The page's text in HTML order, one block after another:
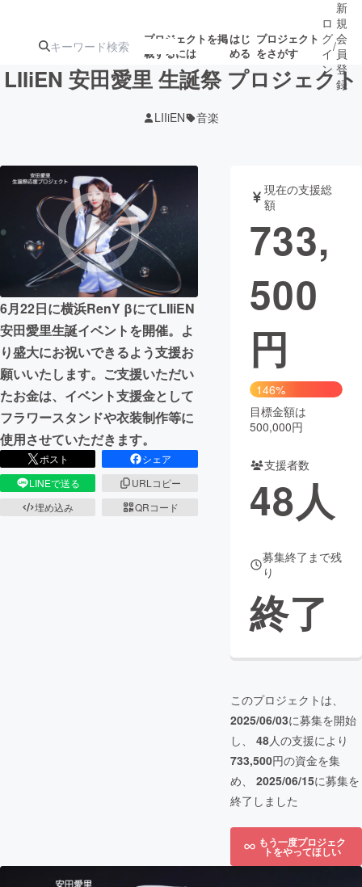
プロジェクトを掲
載するには
はじ
める
プロジェクト
をさがす
アート・写真
テクノロジー・ガジェット ゲーム・サ
映像・映画 書籍・雑誌
ビジネス・起業
まちづくり・地域活性化
CAMPFIRE for Social Good
CAMPFIREふるさと納税machi-ya コミュニティ
ロ
グ
イ
ン
/
新
規
会
員
登
録
LIIiEN 安田愛里 生誕祭 プロジェクト
LIIiEN 音楽
6月22日に横浜RenY βにてLIIiEN
安田愛里生誕イベントを開催。よ
り盛大にお祝いできるよう支援お
願いいたします。ご支援いただい
たお金は、イベント支援金として
フラワースタンドや衣装制作等に
使用させていただきます。
ポスト
シェア
LINEで送る
URLコピー
埋め込み
QRコード
現在の支援総
額
733,
500
円
146%
目標金額は
500,000円
支援者数
48人
募集終了まで残
り
終了
このプロジェクトは、
2025/06/03に募集を開始
し、 48人の支援により
733,500円の資金を集
め、 2025/06/15に募集を
終了しました
もう一度プロジェク
トをやってほしい